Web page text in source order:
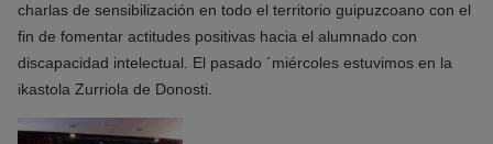
charlas de sensibilización en todo el territorio guipuzcoano con el
fin de fomentar actitudes positivas hacia el alumnado con
discapacidad intelectual. El pasado ´miércoles estuvimos en la
ikastola Zurriola de Donosti.